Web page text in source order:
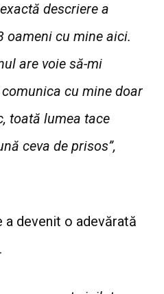
descriere a
oameni cu mine aici.
are voie să-mi
cu mine doar
toată lumea tace
ceva de prisos”,
a devenit o adevărată